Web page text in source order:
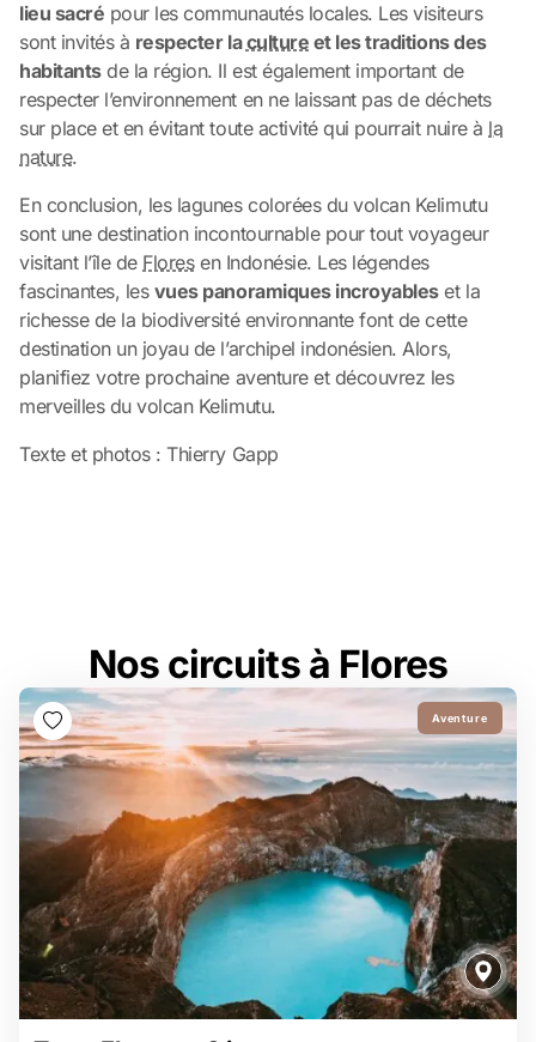
lieu sacré pour les communautés locales. Les visiteurs
sont invités à respecter laculture et les traditions des
habitantsde la région. Il est également important de
respecter l’environnement en ne laissant pas de déchets
sur place et en évitant toute activité qui pourrait nuire à la
nature.
En conclusion, les lagunes colorées du volcan Kelimutu
sont une destination incontournable pour tout voyageur
visitant l’île de Floresen Indonésie. Les légendes
fascinantes, les vues panoramiques incroyableset la
richesse de la biodiversité environnante font de cette
destination un joyau de l’archipel indonésien. Alors,
planifiez votre prochaine aventure et découvrez les
merveilles du volcan Kelimutu.
Texte et photos : Thierry Gapp
Nos circuits à Flores
Aventure